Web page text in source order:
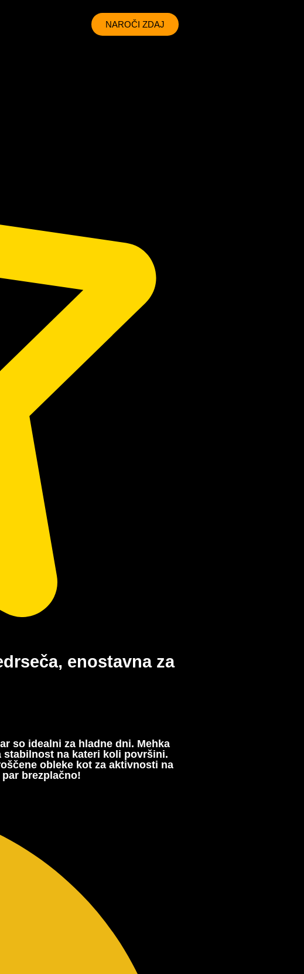
NAROČI ZDAJ
enostavna za
so idealni za hladne dni. Mehka
stabilnost na kateri koli površini.
obleke kot za aktivnosti na
brezplačno!